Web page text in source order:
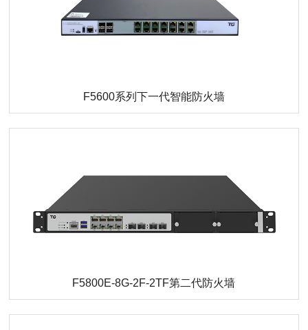
F5600系列下一代智能防火墙
F5800E-8G-2F-2TF第二代防火墙